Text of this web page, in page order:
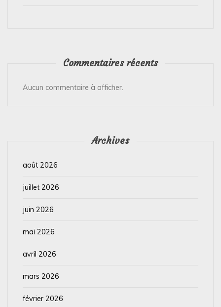
Commentaires récents
Aucun commentaire à afficher.
Archives
août 2026
juillet 2026
juin 2026
mai 2026
avril 2026
mars 2026
février 2026